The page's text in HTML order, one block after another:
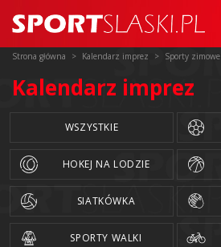
Strona główna Kalendarz imprez Sporty zimowe
Kalendarz imprez
WSZYSTKIE
HOKEJ NA LODZIE
SIATKÓWKA
SPORTY WALKI